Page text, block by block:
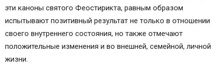
эти каноны святого Феостирикта, равным образом
испытывают позитивный результат не только в отношении
своего внутреннего состояния, но также отмечают
положительные изменения и во внешней, семейной, личной
жизни.